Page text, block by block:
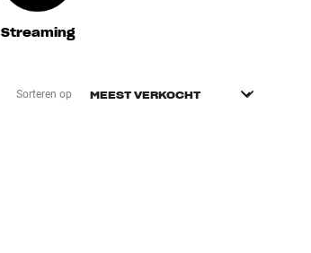
Streaming
Sorteren op